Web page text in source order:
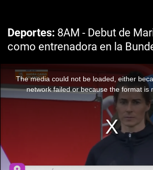
Deportes 8AM - Debut de
como entrenadora en la
The media could not be loaded, either
network failed or because the format is